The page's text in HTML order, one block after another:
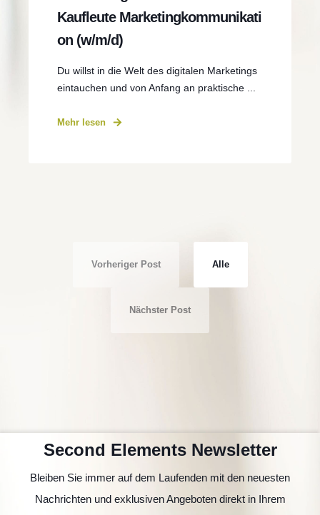
Kaufleute Marketingkommunikati
on (w/m/d)
Du willst in die Welt des digitalen Marketings
eintauchen und von Anfang an praktische ...
Mehr lesen
Vorheriger Post Alle
Nächster Post
Second Elements Newsletter
Bleiben Sie immer auf dem Laufenden mit den neuesten
Nachrichten und exklusiven Angeboten direkt in Ihrem